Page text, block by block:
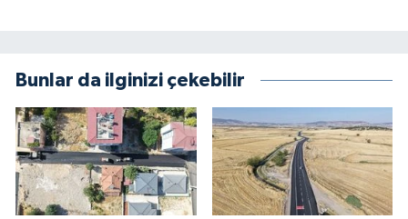
Bunlar da ilginizi çekebilir